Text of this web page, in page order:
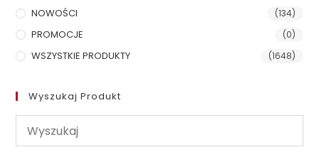
NOWOŚCI (134)
PROMOCJE (0)
WSZYSTKIE PRODUKTY (1648)
Wyszukaj Produkt